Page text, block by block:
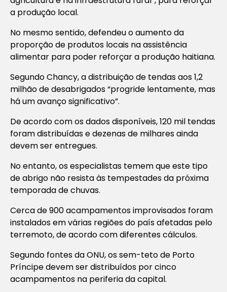
a produção local.
No mesmo sentido, defendeu o aumento da
proporção de produtos locais na assistência
alimentar para poder reforçar a produção haitiana.
Segundo Chancy, a distribuição de tendas aos 1,2
milhão de desabrigados “progride lentamente, mas
há um avanço significativo”.
De acordo com os dados disponíveis, 120 mil tendas
foram distribuídas e dezenas de milhares ainda
devem ser entregues.
No entanto, os especialistas temem que este tipo
de abrigo não resista às tempestades da próxima
temporada de chuvas.
Cerca de 900 acampamentos improvisados foram
instalados em várias regiões do país afetadas pelo
terremoto, de acordo com diferentes cálculos.
Segundo fontes da ONU, os sem-teto de Porto
Príncipe devem ser distribuídos por cinco
acampamentos na periferia da capital.